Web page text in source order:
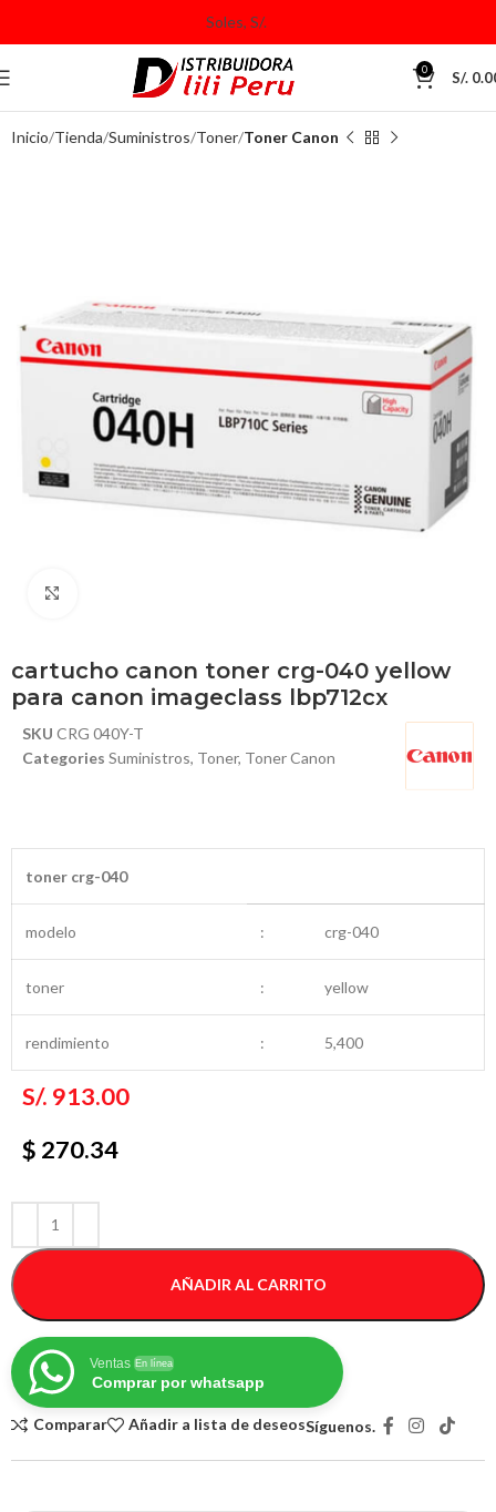
0 S/.
Inicio Tienda Suministros Toner Toner Canon
cartucho canon toner crg-040 yellow
para canon imageclass lbp712cx
SKU CRG 040Y-T
Categories Suministros, Toner, Toner Canon
toner crg-040
modelo : crg-040
toner : yellow
rendimiento : 5,400
S/. 913.00
$ 270.34
AÑADIR AL CARRITO
Ventas En línea
Comprar por whatsapp
Comparar Añadir a lista de deseosSíguenos.